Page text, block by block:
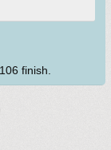
finish.